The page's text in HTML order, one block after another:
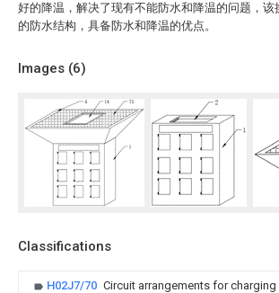
好的降温，解决了现有不能防水和降温的问题，该
的防水结构，具备防水和降温的优点。
Images (6)
Classifications
H02J7/70 Circuit arrangements for charging